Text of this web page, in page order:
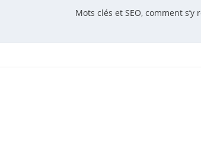
Mots clés et SEO, comment s’y